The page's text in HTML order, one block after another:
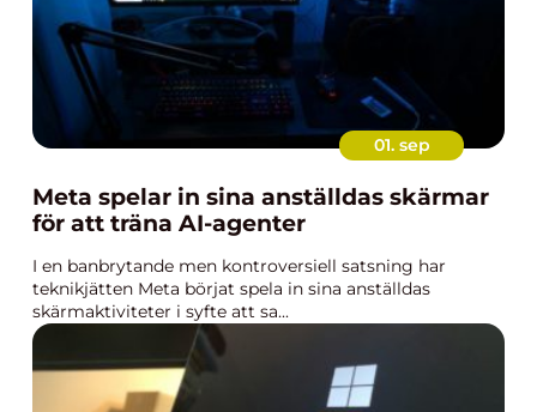
01. sep
Meta spelar in sina anställdas skärmar
för att träna AI-agenter
I en banbrytande men kontroversiell satsning har
teknikjätten Meta börjat spela in sina anställdas
skärmaktiviteter i syfte att sa...